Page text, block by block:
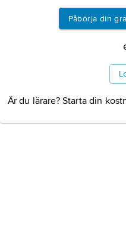
Påbörja din
Är du lärare? Starta din